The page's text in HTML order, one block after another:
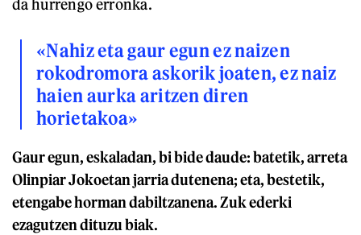
da hurrengo erronka.
«Nahiz eta gaur egun ez naizen
rokodromora askorik joaten, ez naiz
haien aurka aritzen diren
horietakoa»
Gaur egun, eskaladan, bi bide daude: batetik, arreta
Olinpiar Jokoetan jarria dutenena; eta, bestetik,
etengabe horman dabiltzanena. Zuk ederki
ezagutzen dituzu biak.